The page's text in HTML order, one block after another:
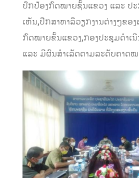
ປົກປ້ອງກົດໝາຍຊັ້ນແຂວງ ແລະ ປ
ເຫັນ,ປືກສາຫາລືວຽກງານຕ່າງໆຂອ
ກົດໝາຍຂັ້ນແຂວງ,ກອງປະຊຸມດໍາເນີ
ແລະ ມີຜົນສໍາເລັດຕາມລະດັບຄາດ